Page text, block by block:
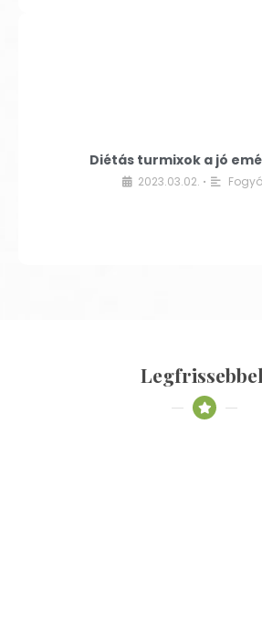
Diétás turmixok a jó
2023.03.02. •